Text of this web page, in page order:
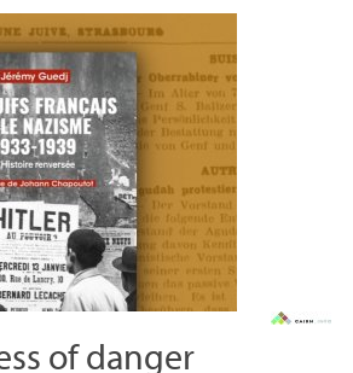
of danger